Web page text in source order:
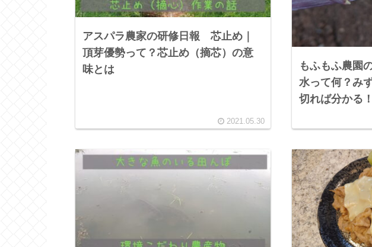
アスパラ農家の研修日報 芯止め｜
頂芽優勢って？芯止め（摘芯）の意
味とは
2021.05.30
もふもふ農園
水って何？み
切れば分かる！